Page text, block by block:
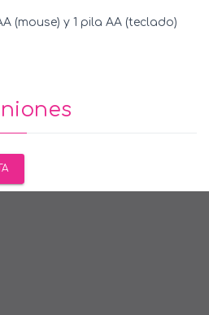
(mouse) y 1 pila AA (teclado)